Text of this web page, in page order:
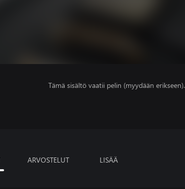
Tämä sisältö vaatii pelin (myydään erikseen).
ARVOSTELUT LISÄÄ